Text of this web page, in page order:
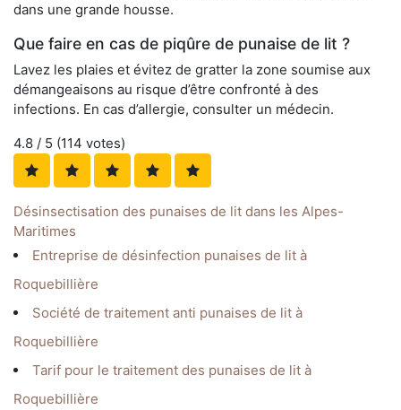
dans une grande housse.
Que faire en cas de piqûre de punaise de lit ?
Lavez les plaies et évitez de gratter la zone soumise aux
démangeaisons au risque d’être confronté à des
infections. En cas d’allergie, consulter un médecin.
4.8 / 5 (114 votes)
Désinsectisation des punaises de lit dans les Alpes-
Maritimes
Entreprise de désinfection punaises de lit à
Roquebillière
Société de traitement anti punaises de lit à
Roquebillière
Tarif pour le traitement des punaises de lit à
Roquebillière